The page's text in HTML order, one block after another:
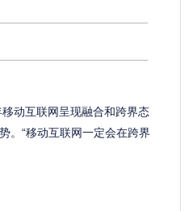
动互联网呈现融合和跨界态
。“移动互联网一定会在跨界